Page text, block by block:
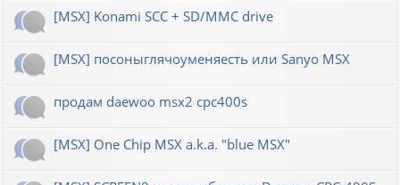
[MSX] Konami SCC + SD/MMC drive
[MSX] посоныглячоуменяесть или Sanyo MSX
продам daewoo msx2 cpc400s
[MSX] One Chip MSX a.k.a. "blue MSX"